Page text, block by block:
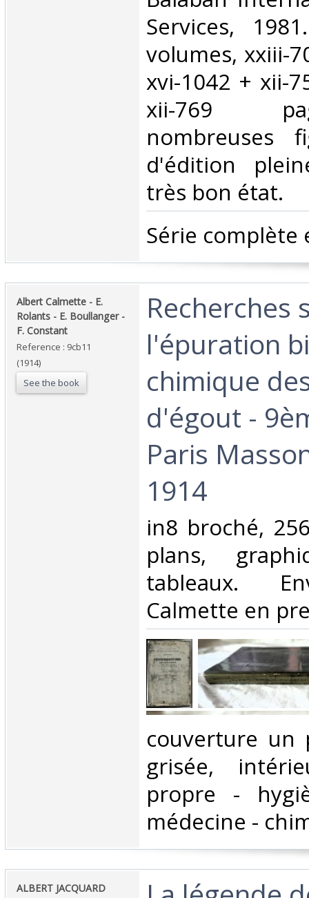
Services,
volumes, xxiii-
xvi-1042 + xii-
xii-769
nombreuses
d'édition
très bon état.‎
‎Série complète
‎Albert Calmette - E.
Rolants - E. Boullanger -
F. Constant‎
Reference : 9cb11
(1914)
See the book
‎Recherches
l'épuration
chimique
d'égout -
Paris
1914‎
‎in8 broché,
plans,
tableaux.
Calmette en
‎couverture un
grisée,
propre -
médecine -
‎ALBERT JACQUARD‎